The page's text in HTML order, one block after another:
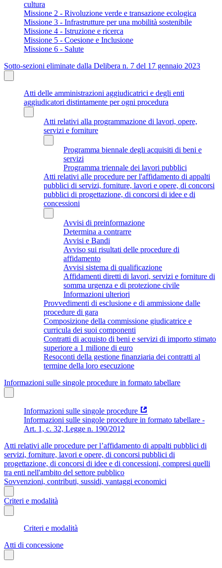
cultura
Missione 2 - Rivoluzione verde e transazione ecologica
Missione 3 - Infrastrutture per una mobilità sostenibile
Missione 4 - Istruzione e ricerca
Missione 5 - Coesione e Inclusione
Missione 6 - Salute
Sotto-sezioni eliminate dalla Delibera n. 7 del 17 gennaio 2023
Atti delle amministrazioni aggiudicatrici e degli enti
aggiudicatori distintamente per ogni procedura
Atti relativi alla programmazione di lavori, opere,
servizi e forniture
Programma biennale degli acquisiti di beni e
servizi
Programma triennale dei lavori pubblici
Atti relativi alle procedure per l'affidamento di appalti
pubblici di servizi, forniture, lavori e opere, di concorsi
pubblici di progettazione, di concorsi di idee e di
concessioni
Avvisi di preinformazione
Determina a contrarre
Avvisi e Bandi
Avviso sui risultati delle procedure di
affidamento
Avvisi sistema di qualificazione
Affidamenti diretti di lavori, servizi e forniture di
somma urgenza e di protezione civile
Informazioni ulteriori
Provvedimenti di esclusione e di ammissione dalle
procedure di gara
Composizione della commissione giudicatrice e
curricula dei suoi componenti
Contratti di acquisto di beni e servizi di importo stimato
superiore a 1 milione di euro
Resoconti della gestione finanziaria dei contratti al
termine della loro esecuzione
Informazioni sulle singole procedure in formato tabellare
Informazioni sulle singole procedure
Informazioni sulle singole procedure in formato tabellare -
Art. 1, c. 32, Legge n. 190/2012
Atti relativi alle procedure per l’affidamento di appalti pubblici di
servizi, forniture, lavori e opere, di concorsi pubblici di
progettazione, di concorsi di idee e di concessioni, compresi quelli
tra enti nell'ambito del settore pubblico
Sovvenzioni, contributi, sussidi, vantaggi economici
Criteri e modalità
Criteri e modalità
Atti di concessione